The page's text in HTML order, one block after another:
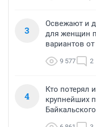
3
Освежают и
для женщин
вариантов
9 577 2
4
Кто потерял
крупнейших